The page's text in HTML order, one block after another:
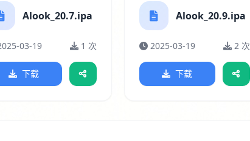
Alook_20.7.ipa
03-19 1 次
下载
Alook_20.9.ipa
2025-03-19 2 次
下载